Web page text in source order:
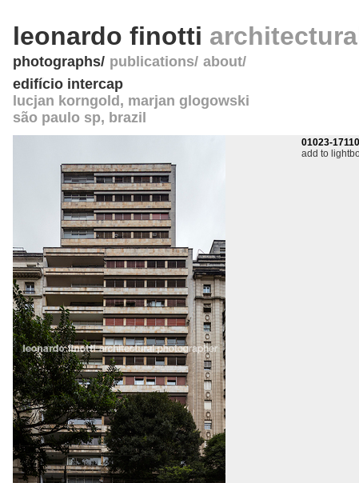
leonardo finotti
photographs publications about
edifício intercap
lucjan korngold, marjan glogowski
são paulo sp, brazil
01023-
add to